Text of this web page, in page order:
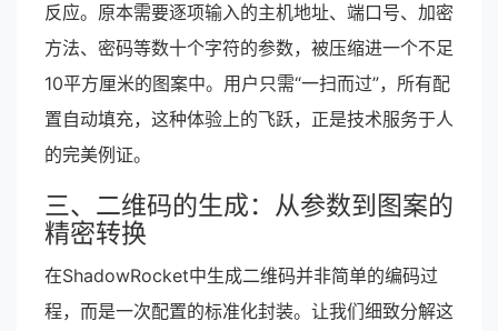
反应。原本需要逐项输入的主机地址、端口号、加密
方法、密码等数十个字符的参数，被压缩进一个不足
10平方厘米的图案中。用户只需“一扫而过”，所有配
置自动填充，这种体验上的飞跃，正是技术服务于人
的完美例证。
三、二维码的生成：从参数到图案的
精密转换
在ShadowRocket中生成二维码并非简单的编码过
程，而是一次配置的标准化封装。让我们细致分解这